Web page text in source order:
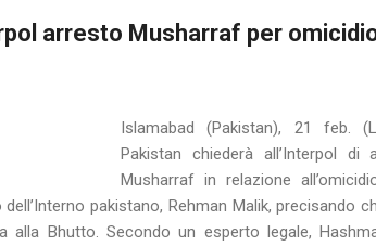
arresto Musharraf per
Islamabad (Pakistan), 21 feb.
Pakistan chiederà all’Interpol di
Musharraf in relazione
pakistano, Rehman Malik, precisando
alla Bhutto. Secondo un esperto legale,